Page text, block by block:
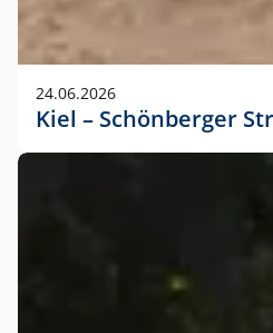
24.06.2026
Kiel – Schönberger